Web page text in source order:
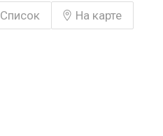
Список На карте